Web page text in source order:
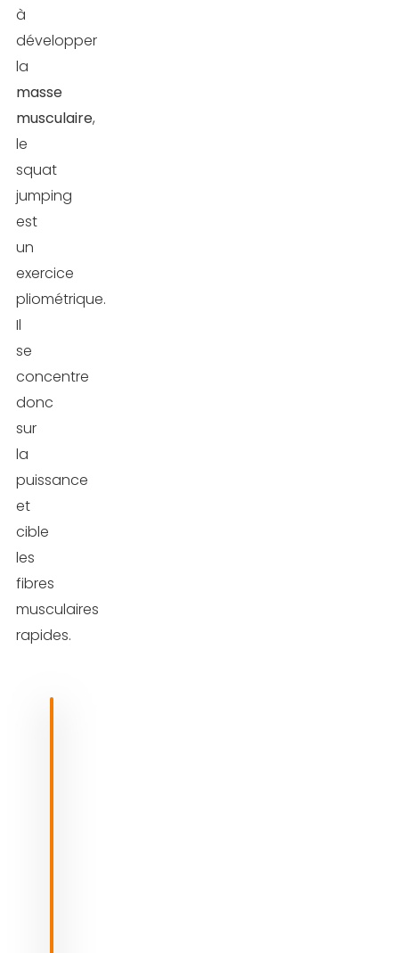
à
développer
la
masse
musculaire,
le
squat
jumping
est
un
exercice
pliométrique.
Il
se
concentre
donc
sur
la
puissance
et
cible
les
fibres
musculaires
rapides.